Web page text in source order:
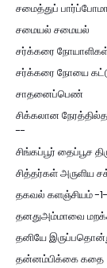
சமைத்துப்
சமையல் சமையல்
சர்க்கரை
சர்க்கரை நோயை
சாதனைப்பெண்
சிக்கலான
--
சிங்கப்பூர் தைப்பூச
சித்தர்கள் அருளிய
தகவல் களஞ்சியம் -1-
தனதுஅம்மாவை
தனியே
தன்னம்பிக்கை கதை